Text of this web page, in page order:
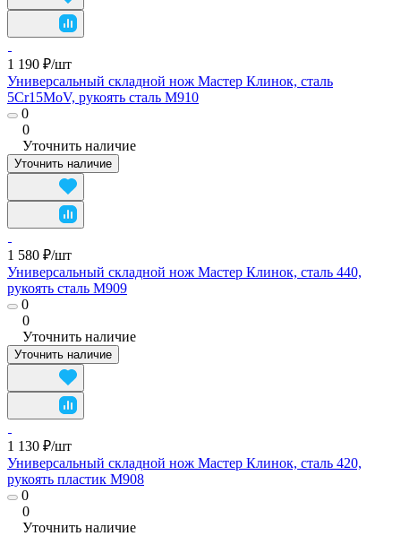
1 190 ₽/шт
Универсальный складной нож Мастер Клинок, сталь
5Cr15MoV, рукоять сталь M910
0
0
Уточнить наличие
Уточнить наличие
1 580 ₽/шт
Универсальный складной нож Мастер Клинок, сталь 440,
рукоять сталь M909
0
0
Уточнить наличие
Уточнить наличие
1 130 ₽/шт
Универсальный складной нож Мастер Клинок, сталь 420,
рукоять пластик M908
0
0
Уточнить наличие